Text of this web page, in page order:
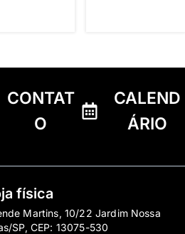
CONTAT
O
CALEND
ÁRIO
física
Martins, 10/22 Jardim Nossa
SP, CEP: 13075-530